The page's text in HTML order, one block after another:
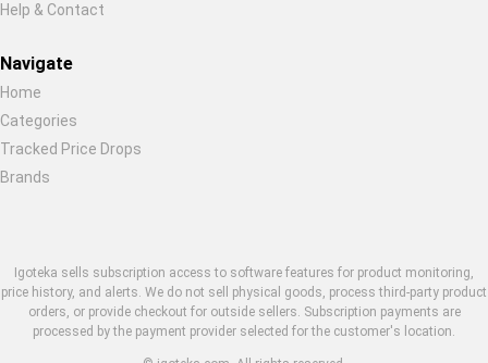
Help & Contact
Navigate
Home
Categories
Tracked Price Drops
Brands
Igoteka sells subscription access to software features for product monitoring,
price history, and alerts. We do not sell physical goods, process third-party product
orders, or provide checkout for outside sellers. Subscription payments are
processed by the payment provider selected for the customer's location.